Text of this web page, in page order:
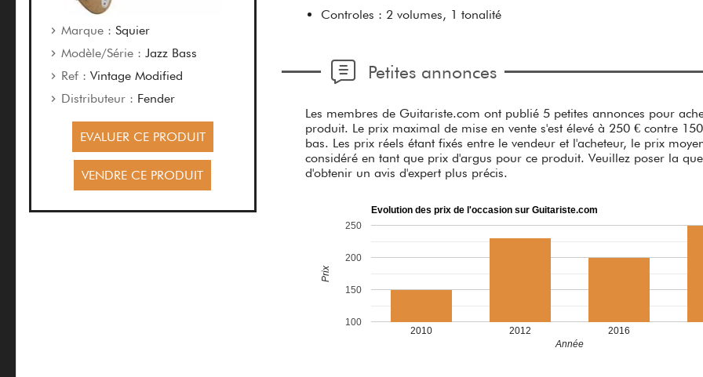
Marque : Squier
Modèle/Série : Jazz Bass
Ref : Vintage Modified
Distributeur : Fender
EVALUER CE PRODUIT
VENDRE CE PRODUIT
Controles : 2 volumes, 1 tonalité
Petites annonces
Les membres de Guitariste.com ont publié 5 petites annonces pour
produit. Le prix maximal de mise en vente s'est élevé à 250 € contre
bas. Les prix réels étant fixés entre le vendeur et l'acheteur, le prix
considéré en tant que prix d'argus pour ce produit. Veuillez poser la
d'obtenir un avis d'expert plus précis.
Evolution des prix de l'occasion sur Guitariste.com
2010 2012 2016
100
150
200
250
Année
Prix